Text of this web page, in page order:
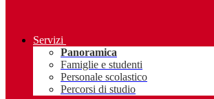
Servizi
Panoramica
Famiglie e studenti
Personale scolastico
Percorsi di studio